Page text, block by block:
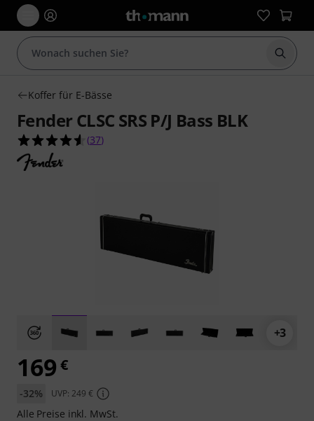
Suche
Koffer für E-Bässe
Fender CLSC SRS P/J Bass BLK
4.6 von 5 Sternen aus 37 Kundenbewertungen
(37)
+3
169 €
-32% UVP: 249 €
Alle Preise inkl. MwSt.